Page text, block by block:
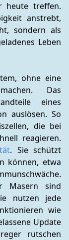
heute treffen.
anstrebt,
sondern als
Leben
ohne eine
Das
eines
auslösen. So
die bei
reagieren.
. Sie schützt
können, etwa
Masern sind
nutzen jede
wie
Update
rutschen